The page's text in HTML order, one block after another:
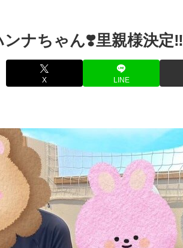
ナちゃん❣️里親様決定‼️
X LINE